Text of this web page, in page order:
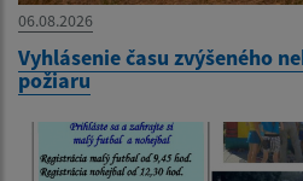
06.08.2026
Vyhlásenie času zvýšeného
požiaru